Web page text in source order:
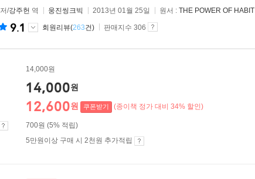
저/강주헌 역 웅진씽크빅 2013년 01월 25일 원서 : THE POWER OF HABIT
9.1 회원리뷰(263건) 판매지수 306
14,000원
14,000원
12,600원 쿠폰받기 (종이책 정가 대비 34% 할인)
700원 (5% 적립)
5만원이상 구매 시 2천원 추가적립